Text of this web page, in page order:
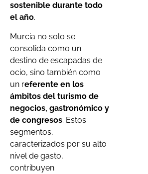
sostenible durante todo
el año.
Murcia no solo se
consolida como un
destino de escapadas de
ocio, sino también como
un referente en los
ámbitos del turismo de
negocios, gastronómico y
de congresos. Estos
segmentos,
caracterizados por su alto
nivel de gasto,
contribuyen